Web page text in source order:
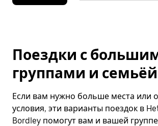
Поездки с
группами и семьёй
Если вам нужно больше места или
условия, эти варианты поездок в
Bordley помогут вам и вашей